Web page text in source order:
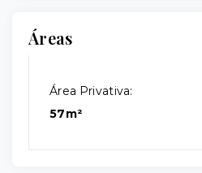
Áreas
Área Privativa:
57m²